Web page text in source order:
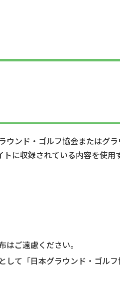
ンド・ゴルフ協会またはグ
に収録されている内容を使用
ご遠慮ください。
て「日本グラウンド・ゴル